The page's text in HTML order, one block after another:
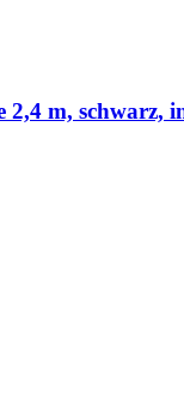
m, schwarz,